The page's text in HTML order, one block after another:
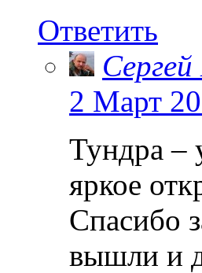
Ответить
2 Март
Тундра –
яркое
Спасибо
вышли и